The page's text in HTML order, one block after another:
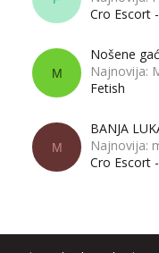
Cro Escort
M
Nošene
Najnovija:
Fetish
M
BANJA
Najnovija:
Cro Escort